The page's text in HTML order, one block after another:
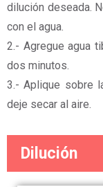
dilución deseada.
con el agua.
2.- Agregue agua
dos minutos.
3.- Aplique sobre
deje secar al aire.
Dilución